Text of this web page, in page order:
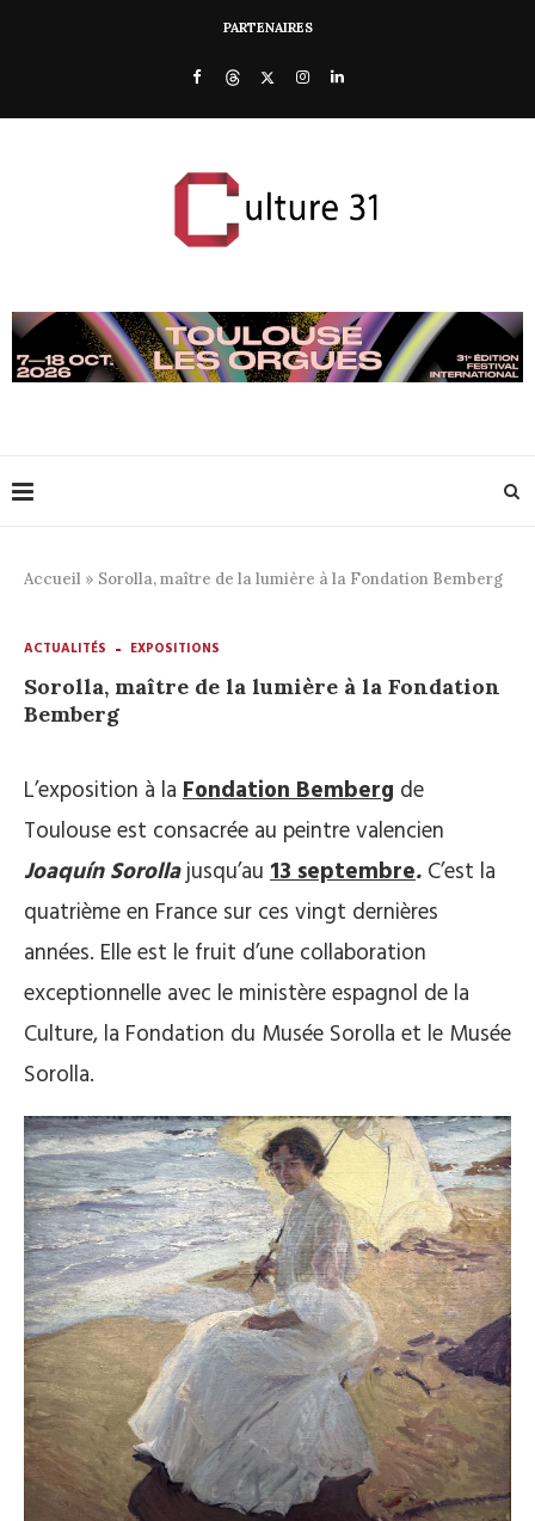
PARTENAIRES
Accueil » Sorolla, maître de la lumière à la Fondation Bemberg
ACTUALITÉS EXPOSITIONS
Sorolla, maître de la lumière à la Fondation
Bemberg
L’exposition à la Fondation Bemberg de
Toulouse est consacrée au peintre valencien
Joaquín Sorollajusqu’au 13 septembre. C’est la
quatrième en France sur ces vingt dernières
années. Elle est le fruit d’une collaboration
exceptionnelle avec le ministère espagnol de la
Culture, la Fondation du Musée Sorolla et le Musée
Sorolla.